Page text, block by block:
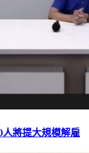
將提大規模解雇